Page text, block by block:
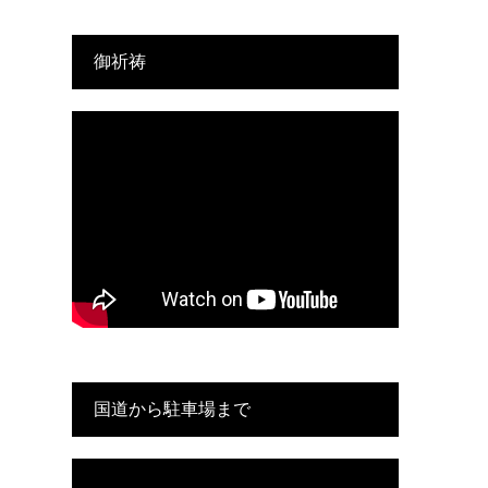
御祈祷
国道から駐車場まで